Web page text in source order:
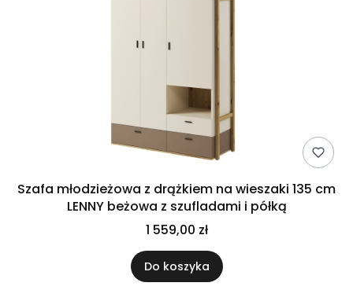
Szafa młodzieżowa z drążkiem na wieszaki 135 cm
LENNY beżowa z szufladami i półką
1 559,00 zł
Do koszyka